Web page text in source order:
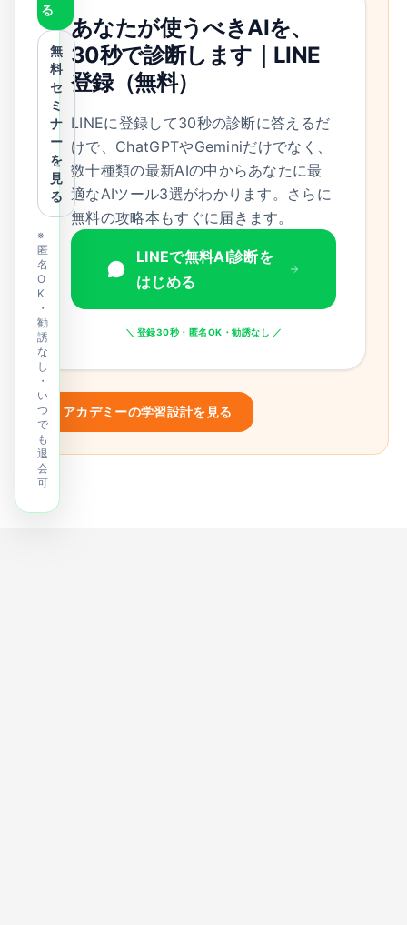
あなたが使うべきAIを、
30秒で診断します｜LINE
登録（無料）
LINEに登録して30秒の診断に答えるだ
けで、ChatGPTやGeminiだけでなく、
数十種類の最新AIの中からあなたに最
適なAIツール3選がわかります。さらに
無料の攻略本もすぐに届きます。
LINEで無料AI診断を
はじめる
＼ 登録30秒・匿名OK・勧誘なし ／
アカデミーの学習設計を見る
る
無
料
セ
ミ
ナ
ー
を
見
る
※
匿
名
O
K
・
勧
誘
な
し
・
い
つ
で
も
退
会
可